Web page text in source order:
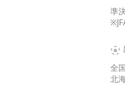
準
全
北